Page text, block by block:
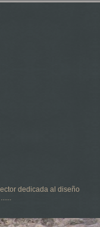
dedicada al diseño